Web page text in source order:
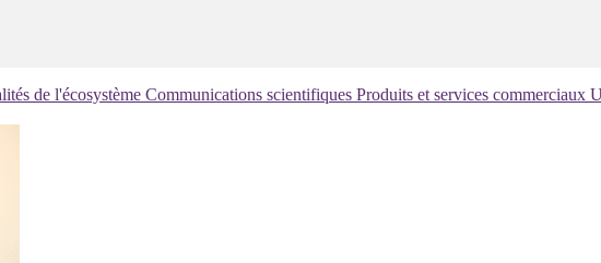
de l'écosystème Communications scientifiques Produits et services commerciaux